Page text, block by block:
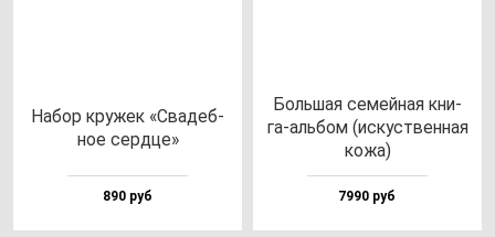
Набор кру­жек «Сва­деб­
ное сер­дце»
890 руб
Боль­шая се­мей­ная кни­
га-аль­бом (ис­кус­твен­ная
ко­жа)
7990 руб